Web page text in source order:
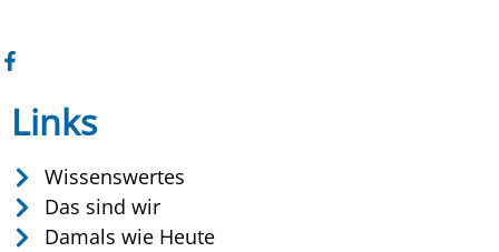
Links
Wissenswertes
Das sind wir
Damals wie Heute